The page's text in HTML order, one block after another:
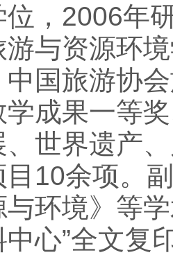
，2006年
与资源环
国旅游协
学成果一等
世界遗产
目10余项。
与环境》等
心”全文复